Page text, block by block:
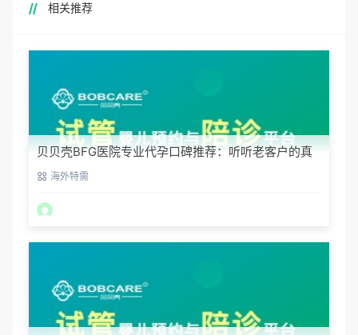
相关推荐
贝贝壳BFG医院专业代孕口碑推荐：听听老客户的真
实评价
海外特需